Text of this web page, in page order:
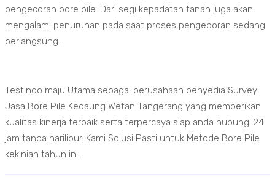
pengecoran bore pile. Dari segi kepadatan tanah juga akan
mengalami penurunan pada saat proses pengeboran sedang
berlangsung.
Testindo maju Utama sebagai perusahaan penyedia Survey
Jasa Bore Pile Kedaung Wetan Tangerang yang memberikan
kualitas kinerja terbaik serta terpercaya siap anda hubungi 24
jam tanpa harilibur. Kami Solusi Pasti untuk Metode Bore Pile
kekinian tahun ini.